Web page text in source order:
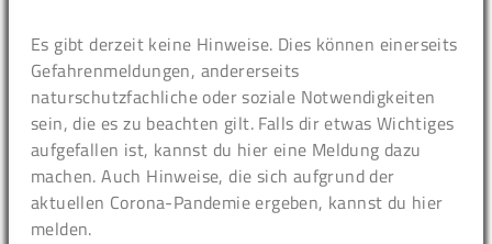
Es gibt derzeit keine Hinweise. Dies können einerseits
Gefahrenmeldungen, andererseits
naturschutzfachliche oder soziale Notwendigkeiten
sein, die es zu beachten gilt. Falls dir etwas Wichtiges
aufgefallen ist, kannst du hier eine Meldung dazu
machen. Auch Hinweise, die sich aufgrund der
aktuellen Corona-Pandemie ergeben, kannst du hier
melden.